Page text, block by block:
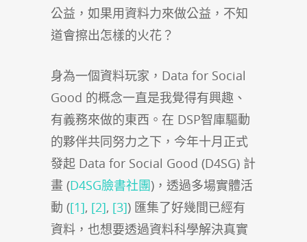
公益，如果用資料力來做公益，不知
道會擦出怎樣的火花？
身為一個資料玩家，Data for Social
Good 的概念一直是我覺得有興趣、
有義務來做的東西。在 DSP智庫驅動
的夥伴共同努力之下，今年十月正式
發起 Data for Social Good (D4SG) 計
畫 (D4SG臉書社團)，透過多場實體活
動 ([1], [2], [3]) 匯集了好幾間已經有
資料，也想要透過資料科學解決真實